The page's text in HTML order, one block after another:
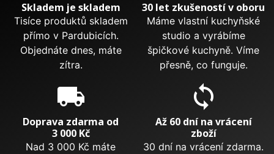
Skladem je skladem
Tisíce produktů skladem
přímo v Pardubicích.
Objednáte dnes, máte
zítra.
30 let zkušeností v oboru
Máme vlastní kuchyňské
studio a vyrábíme
špičkové kuchyně. Víme
přesně, co funguje.
local_shipping
Doprava zdarma od
3 000 Kč
Nad 3 000 Kč máte
sync
Až 60 dní na vrácení
zboží
30 dní na vrácení zdarma.